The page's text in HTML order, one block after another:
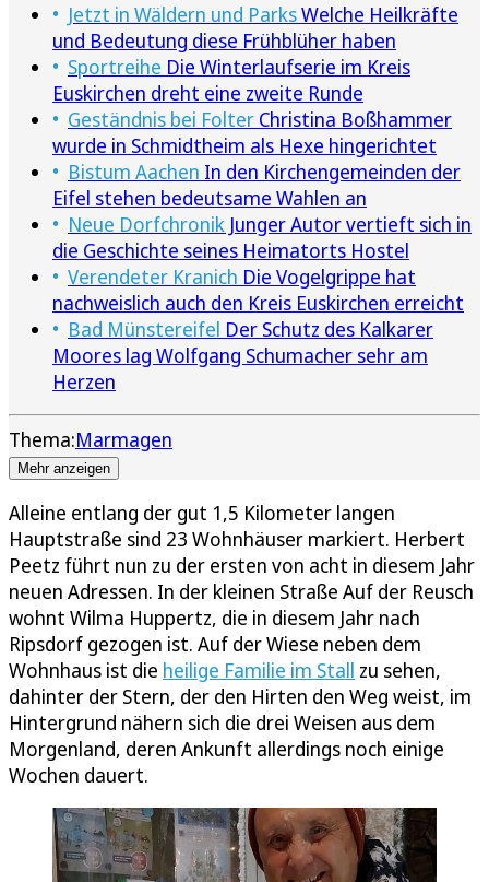
Jetzt in Wäldern und ParksWelche Heilkräfte
und Bedeutung diese Frühblüher haben
Sportreihe Die Winterlaufserie im Kreis
Euskirchen dreht eine zweite Runde
Geständnis bei Folter Christina Boßhammer
wurde in Schmidtheim als Hexe hingerichtet
Bistum Aachen In den Kirchengemeinden der
Eifel stehen bedeutsame Wahlen an
Neue Dorfchronik Junger Autor vertieft sich in
die Geschichte seines Heimatorts Hostel
Verendeter Kranich Die Vogelgrippe hat
nachweislich auch den Kreis Euskirchen erreicht
Bad Münstereifel Der Schutz des Kalkarer
Moores lag Wolfgang Schumacher sehr am
Herzen
Thema:Marmagen
Mehr anzeigen
Alleine entlang der gut 1,5 Kilometer langen
Hauptstraße sind 23 Wohnhäuser markiert. Herbert
Peetz führt nun zu der ersten von acht in diesem Jahr
neuen Adressen. In der kleinen Straße Auf der Reusch
wohnt Wilma Huppertz, die in diesem Jahr nach
Ripsdorf gezogen ist. Auf der Wiese neben dem
Wohnhaus ist die heilige Familie im Stall zu sehen,
dahinter der Stern, der den Hirten den Weg weist, im
Hintergrund nähern sich die drei Weisen aus dem
Morgenland, deren Ankunft allerdings noch einige
Wochen dauert.